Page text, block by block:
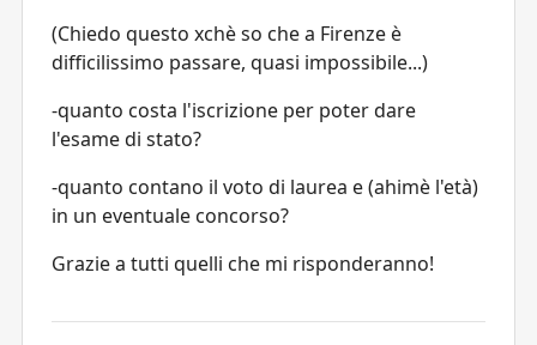
(Chiedo questo xchè so che a Firenze è
difficilissimo passare, quasi impossibile...)
-quanto costa l'iscrizione per poter dare
l'esame di stato?
-quanto contano il voto di laurea e (ahimè l'età)
in un eventuale concorso?
Grazie a tutti quelli che mi risponderanno!